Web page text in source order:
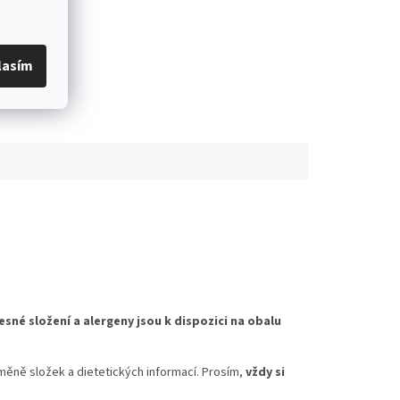
složení a alergeny jsou k dispozici na obalu
složek a dietetických informací. Prosím, vždy si